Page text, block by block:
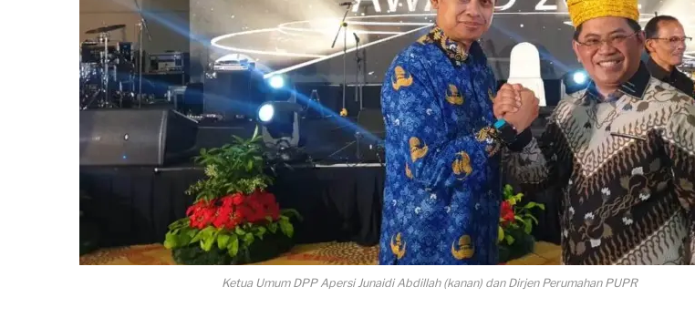
Ketua Umum DPP Apersi Junaidi Abdillah (kanan) dan Dirjen Perumahan PUPR